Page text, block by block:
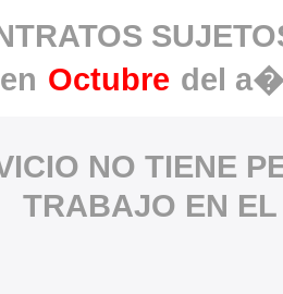
Octubre del
NO TIENE
TRABAJO EN